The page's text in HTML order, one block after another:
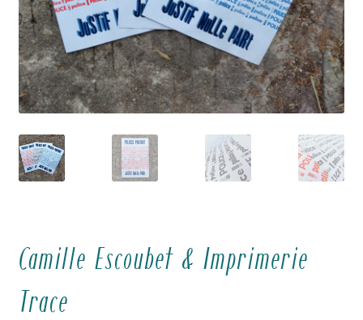
Camille Escoubet & Imprimerie
Trace